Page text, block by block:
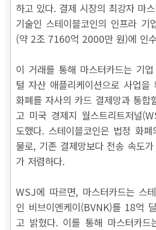
하고 있다. 결제 시장의 최강자 마
기술인 스테이블코인의 인프라 기
(약 2조 7160억 2000만 원)에 인
이 거래를 통해 마스터카드는 기
털 자산 애플리케이션으로 사업을
화폐를 자사의 카드 결제망과 통합
고 미국 경제지 월스트리트저널
도했다. 스테이블코인은 법정 화
물로, 기존 결제망보다 전송 속도
가 저렴하다.
WSJ에 따르면, 마스터카드는 스
인 비브이엔케이(BVNK)를 18억
고 밝혔다. 이를 통해 마스터카드